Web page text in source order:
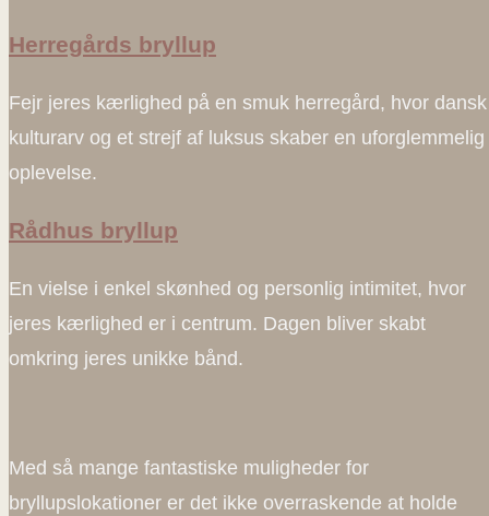
Herregårds bryllup
Fejr jeres kærlighed på en smuk herregård, hvor dansk
kulturarv og et strejf af luksus skaber en uforglemmelig
oplevelse.
Rådhus bryllup
En vielse i enkel skønhed og personlig intimitet, hvor
jeres kærlighed er i centrum. Dagen bliver skabt
omkring jeres unikke bånd.
Med så mange fantastiske muligheder for
bryllupslokationer er det ikke overraskende at holde